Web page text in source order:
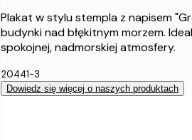
50x70 cm
Plakat w stylu stempla z napisem
budynki nad błękitnym morzem.
spokojnej, nadmorskiej atmosfery.
20441-3
Dowiedz się więcej o naszych produktach